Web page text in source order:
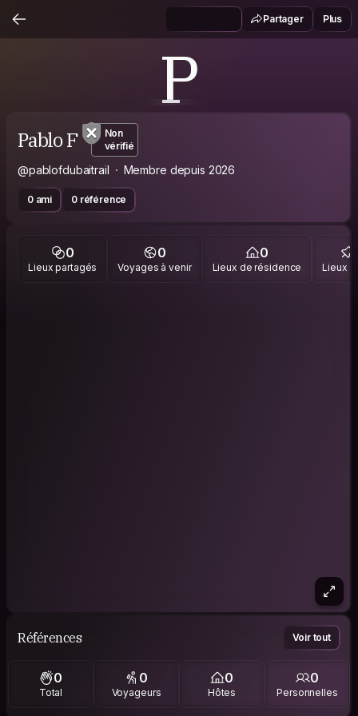
Partager Plus
P
Pablo F
Non
vérifié
@pablofdubaitrail Membre depuis 2026
0 ami 0 référence
0
Lieux partagés
0
Voyages à venir
0
Lieux de résidence Lieux
Références Voir tout
0
Total
0
Voyageurs
0
Hôtes
0
Personnelles